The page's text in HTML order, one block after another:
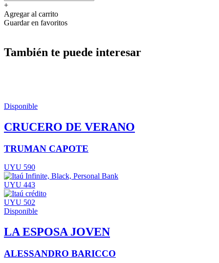
+
Agregar al carrito
Guardar en favoritos
También te puede interesar
Disponible
CRUCERO DE VERANO
TRUMAN CAPOTE
UYU 590
UYU 443
UYU 502
Disponible
LA ESPOSA JOVEN
ALESSANDRO BARICCO